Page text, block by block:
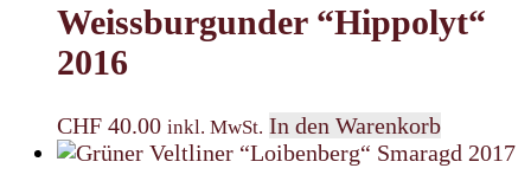
Weissburgunder “Hippolyt“
2016
CHF 40.00 inkl. MwSt. In den Warenkorb